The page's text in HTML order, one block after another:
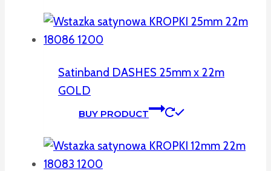
Satinband DASHES 25mm x 22m
GOLD
BUY PRODUCT